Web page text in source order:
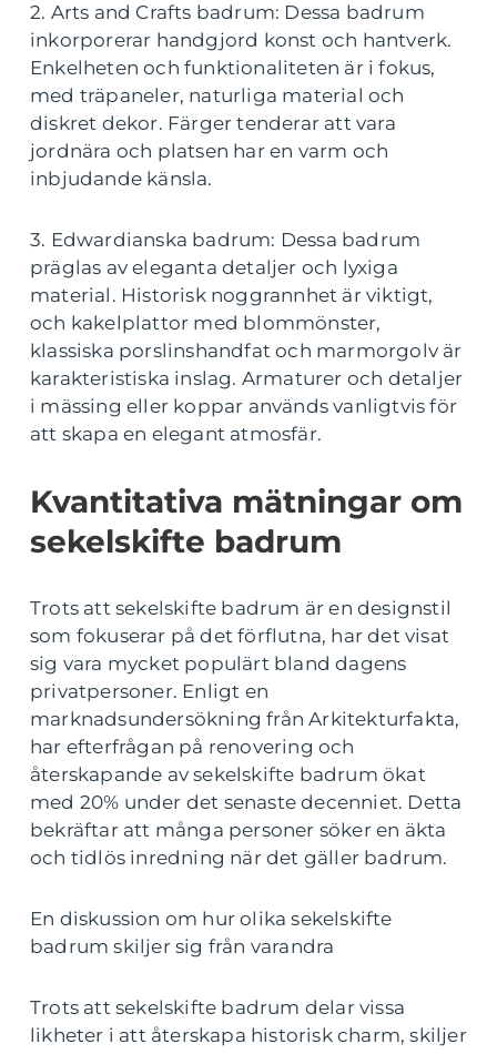
2. Arts and Crafts badrum: Dessa badrum
inkorporerar handgjord konst och hantverk.
Enkelheten och funktionaliteten är i fokus,
med träpaneler, naturliga material och
diskret dekor. Färger tenderar att vara
jordnära och platsen har en varm och
inbjudande känsla.
3. Edwardianska badrum: Dessa badrum
präglas av eleganta detaljer och lyxiga
material. Historisk noggrannhet är viktigt,
och kakelplattor med blommönster,
klassiska porslinshandfat och marmorgolv är
karakteristiska inslag. Armaturer och detaljer
i mässing eller koppar används vanligtvis för
att skapa en elegant atmosfär.
Kvantitativa mätningar om
sekelskifte badrum
Trots att sekelskifte badrum är en designstil
som fokuserar på det förflutna, har det visat
sig vara mycket populärt bland dagens
privatpersoner. Enligt en
marknadsundersökning från Arkitekturfakta,
har efterfrågan på renovering och
återskapande av sekelskifte badrum ökat
med 20% under det senaste decenniet. Detta
bekräftar att många personer söker en äkta
och tidlös inredning när det gäller badrum.
En diskussion om hur olika sekelskifte
badrum skiljer sig från varandra
Trots att sekelskifte badrum delar vissa
likheter i att återskapa historisk charm, skiljer